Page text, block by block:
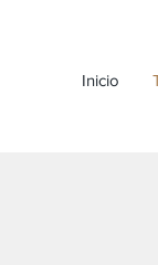
Inicio